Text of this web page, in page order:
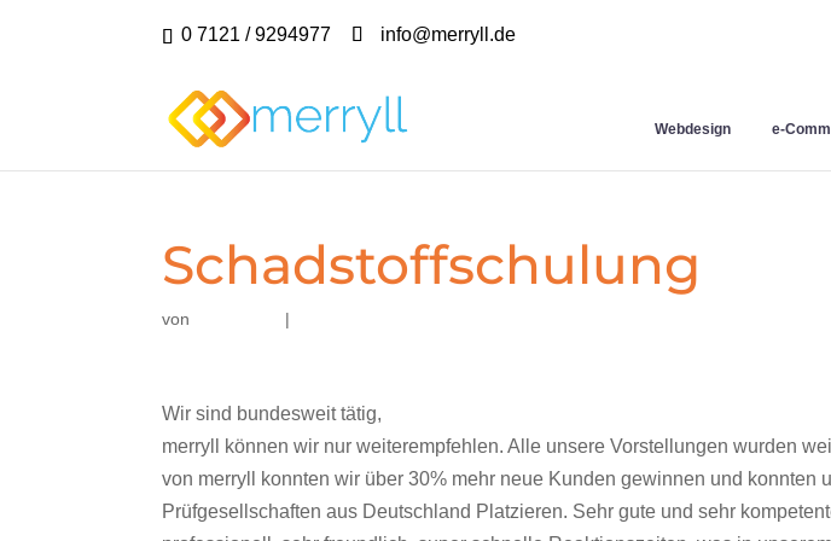
0 7121 / 9294977 info@merryll.de
Webdesign e-
Schadstoffschulung
von |
Wir sind bundesweit tätig,
merryll können wir nur weiterempfehlen. Alle unsere Vorstellungen wurden
von merryll konnten wir über 30% mehr neue Kunden gewinnen und konnten
Prüfgesellschaften aus Deutschland Platzieren. Sehr gute und sehr